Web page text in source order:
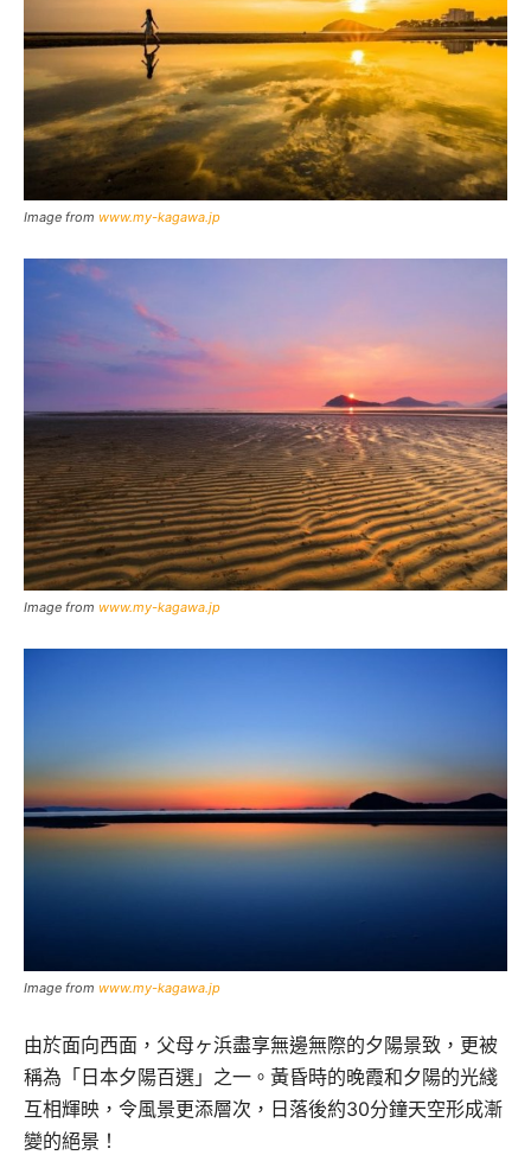
Image from www.my-kagawa.jp
Image from www.my-kagawa.jp
Image from www.my-kagawa.jp
由於面向西面，父母ヶ浜盡享無邊無際的夕陽景致，更被
稱為「日本夕陽百選」之一。黃昏時的晚霞和夕陽的光綫
互相輝映，令風景更添層次，日落後約30分鐘天空形成漸
變的絕景！